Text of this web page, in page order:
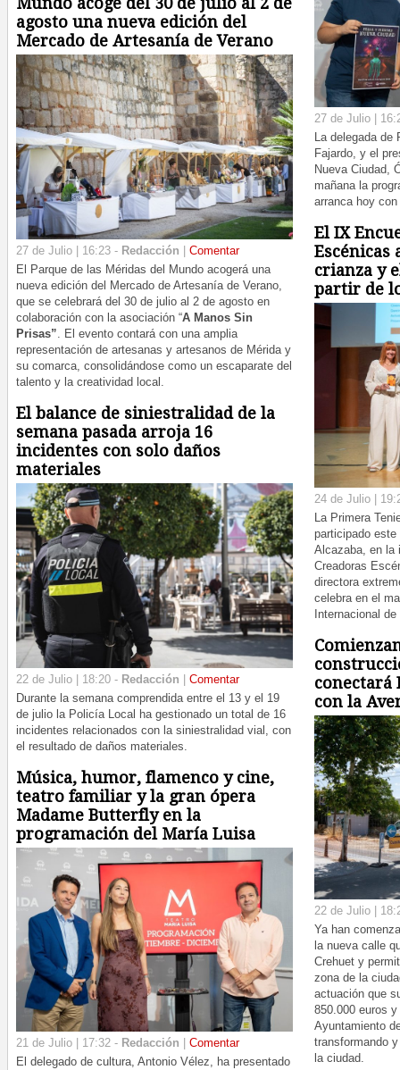
agosto una nueva edición del
Mercado de Artesanía de Verano
27 de Julio | 16:23 - Redacción
Comentar
El Parque de las Méridas del Mundo acogerá una
nueva edición del Mercado de Artesanía de Verano,
que se celebrará del 30 de julio al 2 de agosto en
colaboración con la asociación “A Manos Sin
Prisas”. El evento contará con una amplia
representación de artesanas y artesanos de Mérida y
su comarca, consolidándose como un escaparate del
talento y la creatividad local.
El balance de siniestralidad de la
semana pasada arroja 16
incidentes con solo daños
materiales
22 de Julio | 18:20 - Redacción
Comentar
Durante la semana comprendida entre el 13 y el 19
de julio la Policía Local ha gestionado un total de 16
incidentes relacionados con la siniestralidad vial, con
el resultado de daños materiales.
Música, humor, flamenco y cine,
teatro familiar y la gran ópera
Madame Butterfly en la
programación del María Luisa
21 de Julio | 17:32 - Redacción
Comentar
El delegado de cultura, Antonio Vélez, ha presentado
27 de Julio |
La delegada de
Fajardo, y el
Nueva Ciudad,
mañana la
arranca hoy
El IX
Escénicas
crianza y
partir de
24 de Julio |
La Primera
participado
Alcazaba, en la
Creadoras
directora
celebra en el
Internacional
conectará
con la
22 de Julio |
Ya han
la nueva calle
Crehuet y
zona de la
actuación que
850.000 euros
Ayuntamiento
transformando
la ciudad.